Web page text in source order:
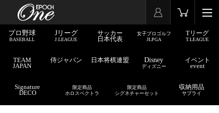
プロ野球
BASEBALL
Jリーグ
J.LEAGUE
サッカー
日本代表
女子プロゴルフ
JLPGA
Tリーグ
T.LEAGUE
TEAM
JAPAN
侍ジャパン 日本将棋連盟 Disney
ディズニー
イベント
event
Signature
DECO
限定商品
ホロスペクトラ
限定商品
シグネチャーセット
収納用品
サプライ